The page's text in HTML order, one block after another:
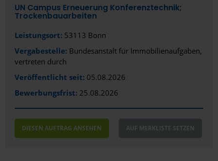
Gütersloh
Halle (Saale)
Hamburg
Hanau
UN Campus Erneuerung Konferenztechnik;
Trockenbauarbeiten
Leistungsort: 53113 Bonn
Vergabestelle: Bundesanstalt für Immobilienaufgaben,
vertreten durch
Veröffentlicht seit: 05.08.2026
Bewerbungsfrist: 25.08.2026
DIESEN AUFTRAG ANSEHEN AUF MERKLISTE SETZEN